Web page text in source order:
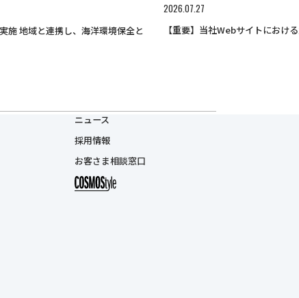
施 地域と連携し、海洋環境保全と
2026.07.27
【重要】当社Webサイトにおけ
ニュース
採用情報
お客さま相談窓口